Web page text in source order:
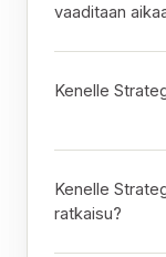
vaaditaan
Kenelle
Kenelle
ratkaisu?